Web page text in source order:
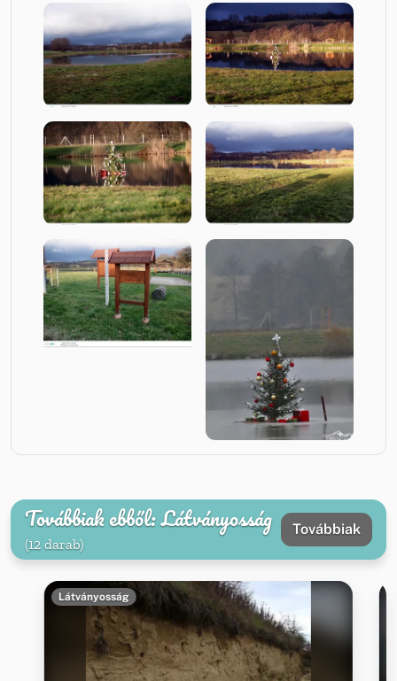
Továbbiak ebből: Látványosság
(12 darab)
Továbbiak
Látványosság